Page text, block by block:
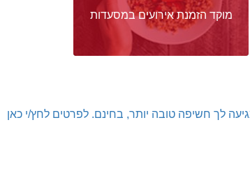
מוקד הזמנת אירועים במסעדות
לך חשיפה טובה יותר, בחינם. לפרטים לחץ/י כאן